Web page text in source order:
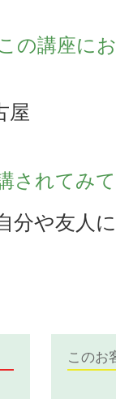
の講座に
屋
されてみ
分や友人
このお